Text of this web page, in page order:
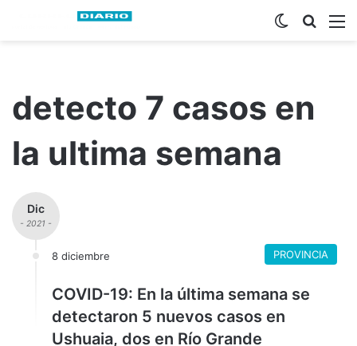
Buscar
Switch skin
detecto 7 casos en
la ultima semana
Dic
- 2021 -
8 diciembre PROVINCIA
COVID-19: En la última semana se
detectaron 5 nuevos casos en
Ushuaia, dos en Río Grande